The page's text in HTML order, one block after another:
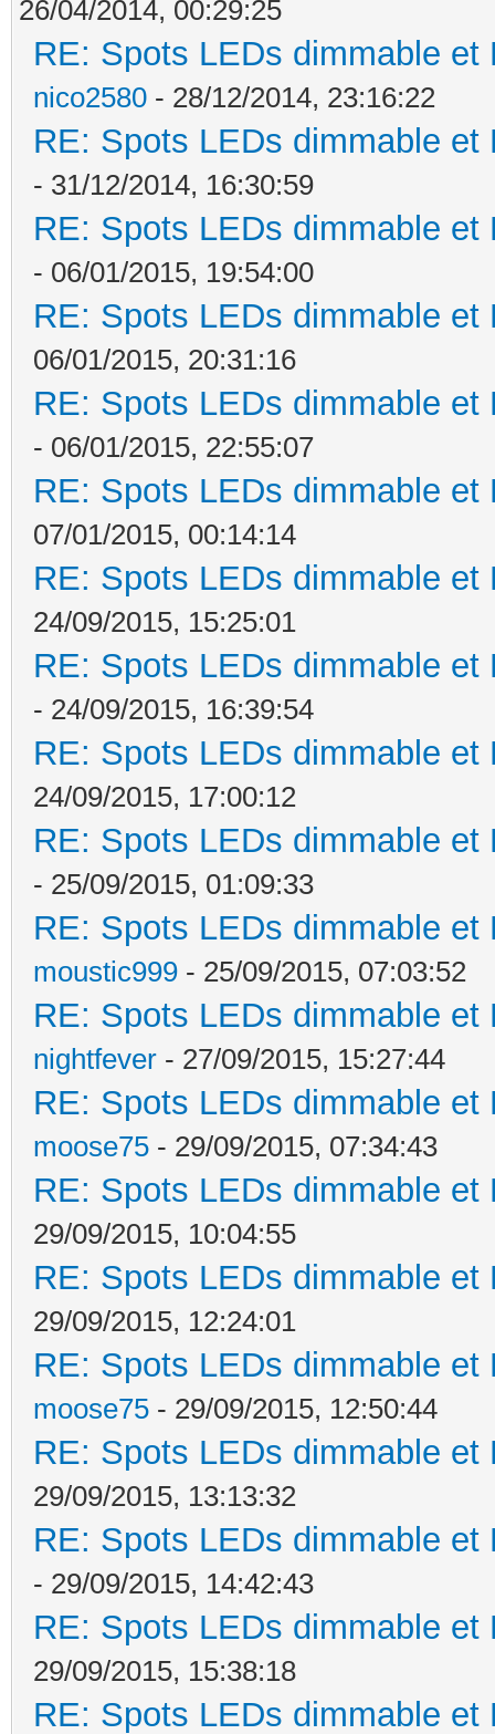
26/04/2014, 00:29:25
RE: Spots LEDs dimmable
nico2580 - 28/12/2014, 23:16:22
RE: Spots LEDs dimmable
- 31/12/2014, 16:30:59
RE: Spots LEDs dimmable
- 06/01/2015, 19:54:00
RE: Spots LEDs dimmable
06/01/2015, 20:31:16
RE: Spots LEDs dimmable
- 06/01/2015, 22:55:07
RE: Spots LEDs dimmable
07/01/2015, 00:14:14
RE: Spots LEDs dimmable
24/09/2015, 15:25:01
RE: Spots LEDs dimmable
- 24/09/2015, 16:39:54
RE: Spots LEDs dimmable
24/09/2015, 17:00:12
RE: Spots LEDs dimmable
- 25/09/2015, 01:09:33
RE: Spots LEDs dimmable
moustic999 - 25/09/2015, 07:03:52
RE: Spots LEDs dimmable
nightfever - 27/09/2015, 15:27:44
RE: Spots LEDs dimmable
moose75 - 29/09/2015, 07:34:43
RE: Spots LEDs dimmable
29/09/2015, 10:04:55
RE: Spots LEDs dimmable
29/09/2015, 12:24:01
RE: Spots LEDs dimmable
moose75 - 29/09/2015, 12:50:44
RE: Spots LEDs dimmable
29/09/2015, 13:13:32
RE: Spots LEDs dimmable
- 29/09/2015, 14:42:43
RE: Spots LEDs dimmable
29/09/2015, 15:38:18
RE: Spots LEDs dimmable